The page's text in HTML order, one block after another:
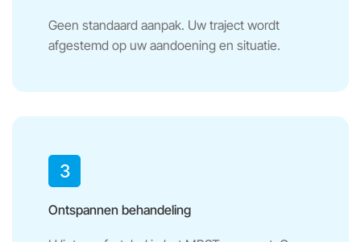
Geen standaard aanpak. Uw traject wordt
afgestemd op uw aandoening en situatie.
Ontspannen behandeling